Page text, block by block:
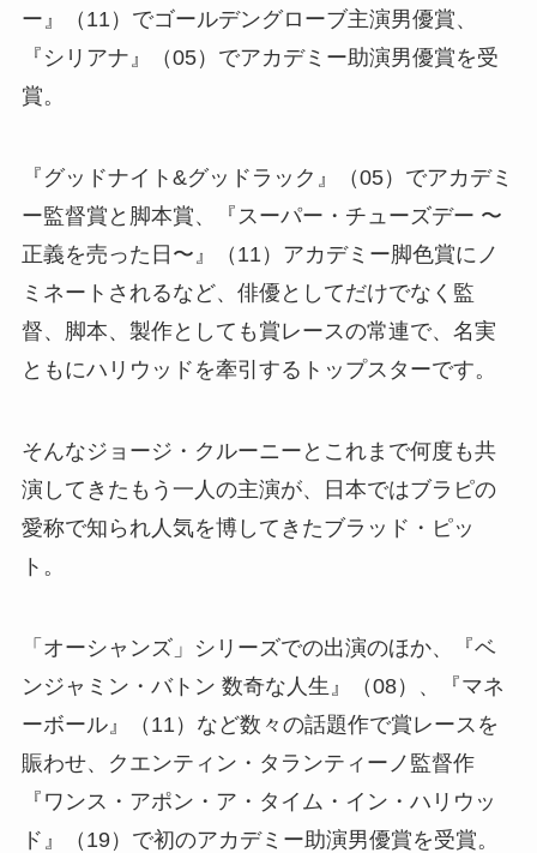
ー』（11）でゴールデングローブ主演男優賞、
『シリアナ』（05）でアカデミー助演男優賞を受
賞。
『グッドナイト&グッドラック』（05）でアカデミ
ー監督賞と脚本賞、『スーパー・チューズデー 〜
正義を売った日〜』（11）アカデミー脚色賞にノ
ミネートされるなど、俳優としてだけでなく監
督、脚本、製作としても賞レースの常連で、名実
ともにハリウッドを牽引するトップスターです。
そんなジョージ・クルーニーとこれまで何度も共
演してきたもう一人の主演が、日本ではブラピの
愛称で知られ人気を博してきたブラッド・ピッ
ト。
「オーシャンズ」シリーズでの出演のほか、『ベ
ンジャミン・バトン 数奇な人生』（08）、『マネ
ーボール』（11）など数々の話題作で賞レースを
賑わせ、クエンティン・タランティーノ監督作
『ワンス・アポン・ア・タイム・イン・ハリウッ
ド』（19）で初のアカデミー助演男優賞を受賞。